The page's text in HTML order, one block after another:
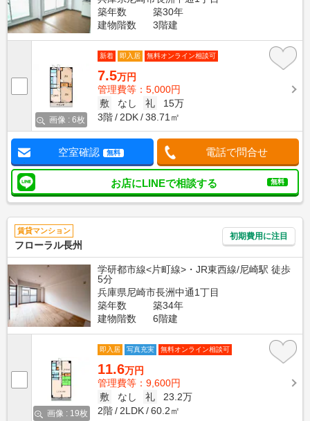
築年数
築30年
建物階数
3階建
画像 : 6枚
新着 即入居 無料オンライン相談可
7.5万円
管理費等：5,000円
敷
なし 礼
15万
3階
2DK 38.71㎡
空室確認 無料 電話で問合せ
お店にLINEで相談する 無料
賃貸マンション
フローラル長州
初期費用に注目
学研都市線<片町線>・JR東西線/尼崎駅 徒歩
5分
兵庫県尼崎市長洲中通1丁目
築年数
築34年
建物階数
6階建
画像 : 19枚
即入居 写真充実 無料オンライン相談可
11.6万円
管理費等：9,600円
敷
なし 礼
23.2万
2階
2LDK 60.2㎡